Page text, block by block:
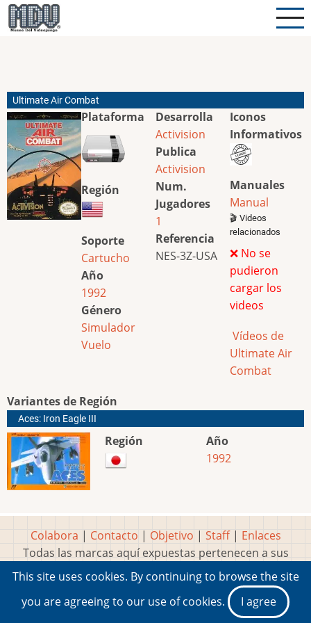
Pasar
al
Ultimate Air Combat
Plataforma
Región
Soporte
Cartucho
Año
1992
Género
Simulador
Vuelo
Desarrolla
Activision
Publica
Activision
Num.
Jugadores
1
Referencia
NES-3Z-USA
Iconos
Informativos
Manuales
Manual
🎬 Videos
relacionados
❌ No se
pudieron
cargar los
videos
Vídeos de
Ultimate Air
Combat
Variantes de Región
Aces: Iron Eagle III
Región
Año
1992
Colabora | Contacto | Objetivo | Staff| Enlaces
Todas las marcas aquí expuestas pertenecen a sus
respectivos y legítimos dueños
Idea, página, contenidos y diseños creados porMarty
2001-2026 Museo del Videojuego®
This site uses cookies. By continuing to browse the site
you are agreeing to our use of cookies.
I agree